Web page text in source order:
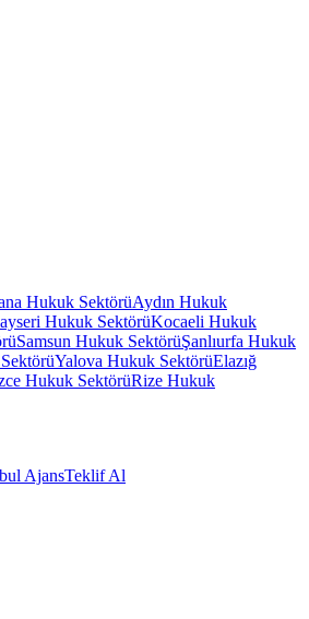
Hukuk SektörüAydın Hukuk
Hukuk SektörüKocaeli Hukuk
Samsun Hukuk SektörüŞanlıurfa Hukuk
Yalova Hukuk SektörüElazığ
Hukuk SektörüRize Hukuk
AjansTeklif Al